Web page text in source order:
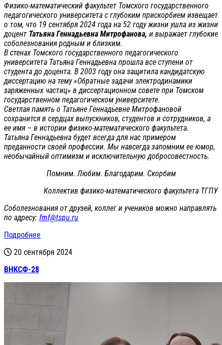
Физико-математический факультет Томского государственного
педагогического университета с глубоким прискорбием извещает
о том, что 19 сентября 2024 года на 52 году жизни ушла из жизни
доцент Татьяна Геннадьевна Митрофанова, и выражает глубокие
соболезнования родным и близким.
В стенах Томского государственного педагогического
университета Татьяна Геннадьевна прошла все ступени от
студента до доцента. В 2003 году она защитила кандидатскую
диссертацию на тему «Обратные задачи электродинамики
заряженных частиц» в диссертационном совете при Томском
государственном педагогическом университете.
Светлая память о Татьяне Геннадьевне Митрофановой
сохранится в сердцах выпускников, студентов и сотрудников, а
ее имя – в истории физико-математического факультета.
Татьяна Геннадьевна будет всегда для нас примером
преданности своей профессии. Мы навсегда запомним ее юмор,
необычайный оптимизм и исключительную добросовестность.
Помним. Любим. Благодарим. Скорбим
Коллектив физико-математического факультета ТГПУ
Соболезнования от друзей, коллег и учеников можно направлять
по адресу: fmf@tspu.ru
Подробнее
20 сентября 2024
ВНКСФ-28